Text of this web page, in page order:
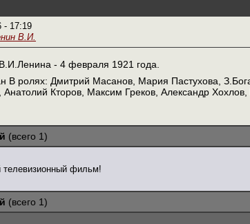
- 17:19
В.И.
- 4 февраля 1921 года.
В ролях: Дмитрий Масанов, Мария Пастухова,
Кторов, Максим Греков, Александр
(всего 1)
телевизионный фильм!
(всего 1)